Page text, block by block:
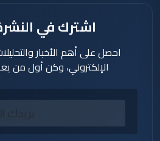
اشترك في
احصل على أهم الأخبار
الإلكتروني، وكن أول من